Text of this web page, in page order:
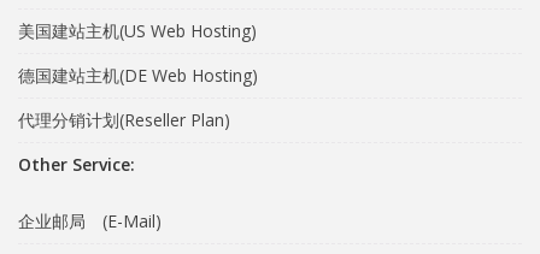
美国建站主机(US Web Hosting)
德国建站主机(DE Web Hosting)
代理分销计划(Reseller Plan)
Other Service:
企业邮局 (E-Mail)